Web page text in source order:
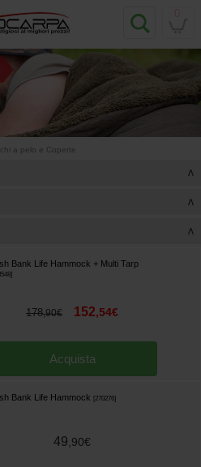
a pelo e Coperte
>
>
>
Bank Life Hammock + Multi Tarp
]
178,90€ 152,54€
Acquista
Bank Life Hammock [270276]
49 90€